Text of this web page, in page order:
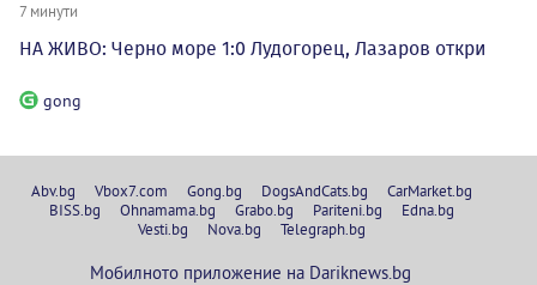
7 минути
НА ЖИВО: Черно море 1:0 Лудогорец, Лазаров откри
gong
Abv.bg Vbox7.com Gong.bg DogsAndCats.bg
CarMarket.bg
BISS.bg
Ohnamama.bg Grabo.bg Pariteni.bg
Edna.bg
Vesti.bg
Nova.bg Telegraph.bg
Мобилното приложение на Dariknews.bg